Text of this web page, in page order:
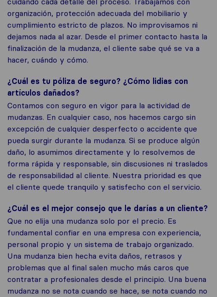
organización, protección adecuada del mobiliario y
cumplimiento estricto de plazos. No improvisamos ni
dejamos nada al azar. Desde el primer contacto hasta la
finalización de la mudanza, el cliente sabe qué se va a
hacer, cuándo y cómo.
¿Cuál es tu póliza de seguro? ¿Cómo lidias con
artículos dañados?
Contamos con seguro en vigor para la actividad de
mudanzas. En cualquier caso, nos hacemos cargo sin
excepción de cualquier desperfecto o accidente que
pueda surgir durante la mudanza. Si se produce algún
daño, lo asumimos directamente y lo resolvemos de
forma rápida y responsable, sin discusiones ni traslados
de responsabilidad al cliente. Nuestra prioridad es que
el cliente quede tranquilo y satisfecho con el servicio.
¿Cuál es el mejor consejo que le darías a un cliente?
Que no elija una mudanza solo por el precio. Es
fundamental confiar en una empresa con experiencia,
personal propio y un sistema de trabajo organizado.
Una mudanza bien hecha evita daños, retrasos y
problemas que al final salen mucho más caros que
contratar a profesionales desde el principio. Una buena
mudanza no se nota cuando se hace, se nota cuando no